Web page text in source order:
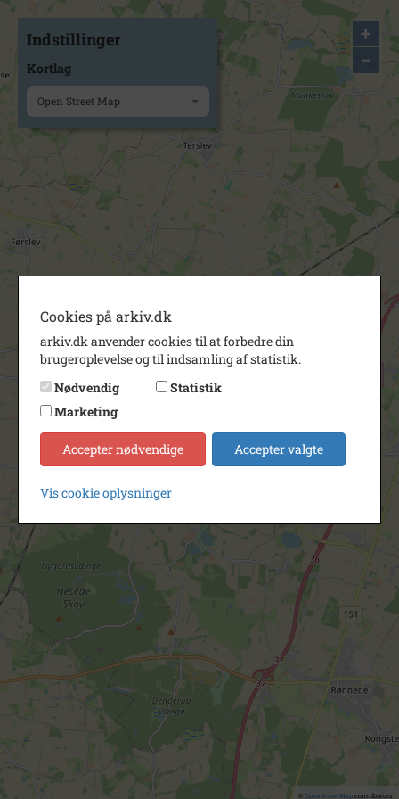
+
−
© OpenStreetMapcontributors.
Indstillinger
Kortlag
Open Street Map
Cookies på arkiv.dk
arkiv.dk anvender cookies til at forbedre din
brugeroplevelse og til indsamling af statistik.
Nødvendig
Statistik
Marketing
Accepter nødvendige Accepter valgte
Vis cookie oplysninger